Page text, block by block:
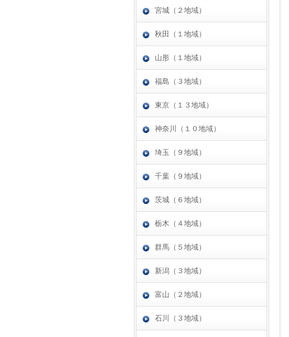
宮城（２地域）
秋田（１地域）
山形（１地域）
福島（３地域）
東京（１３地域）
神奈川（１０地域）
埼玉（９地域）
千葉（９地域）
茨城（６地域）
栃木（４地域）
群馬（５地域）
新潟（３地域）
富山（２地域）
石川（３地域）